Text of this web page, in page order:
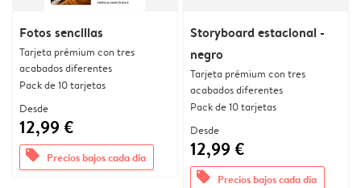
Fotos sencillas
Tarjeta prémium con tres
acabados diferentes
Pack de 10 tarjetas
Desde
12,99 €
offers Precios bajos cada día
Storyboard estacional -
negro
Tarjeta prémium con tres
acabados diferentes
Pack de 10 tarjetas
Desde
12,99 €
offers Precios bajos cada día